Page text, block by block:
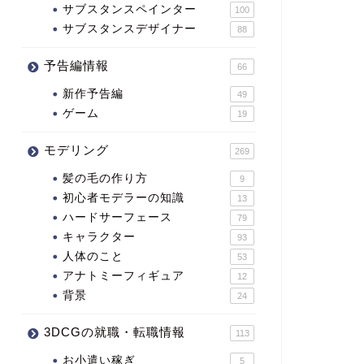
サブスタンスペインター 100
サブスタンスデザイナー 88
予告編情報 66
新作予告編 49
ゲーム 19
モデリング 269
髪の毛の作り方 9
初心者モデラーの知識 13
ハードサーフェース 79
キャラクター 93
人体のこと 53
アナトミーフィギュア 12
背景 24
3DCGの就職・転職情報 113
お小遣い稼ぎ 5